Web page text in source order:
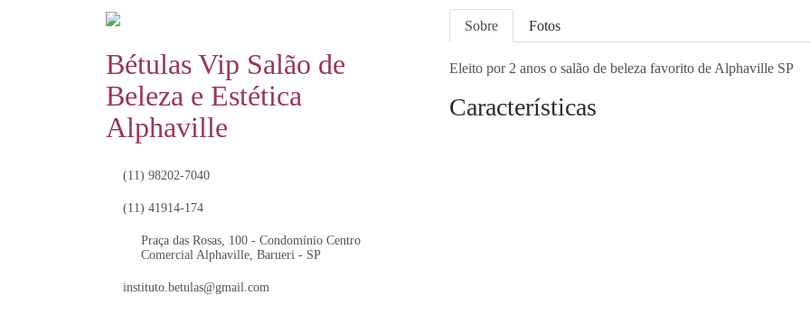
Bétulas Vip Salão de
Beleza e Estética
Alphaville
(11) 98202-7040
(11) 41914-174
Praça das Rosas, 100 - Condomínio Centro
Comercial Alphaville, Barueri - SP
instituto.betulas@gmail.com
Sobre Fotos
Eleito por 2 anos o salão de beleza favorito de Alphaville SP
Características